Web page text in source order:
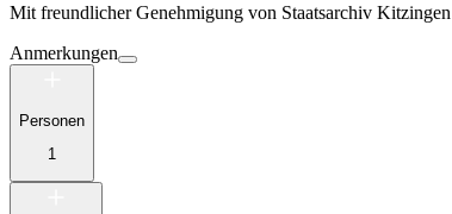
Mit freundlicher Genehmigung von Staatsarchiv Kitzingen
Anmerkungen
Personen
1